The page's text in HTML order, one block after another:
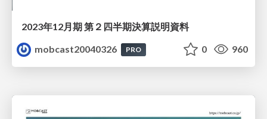
2023年12月期 第２四半期決算説明資料
mobcast20040326
PRO 0 960